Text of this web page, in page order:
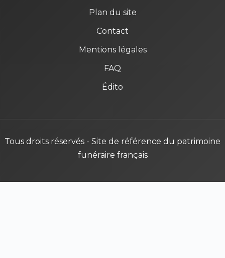
Plan du site
Contact
Mentions légales
FAQ
Édito
Tous droits réservés - Site de référence du patrimoine
funéraire français